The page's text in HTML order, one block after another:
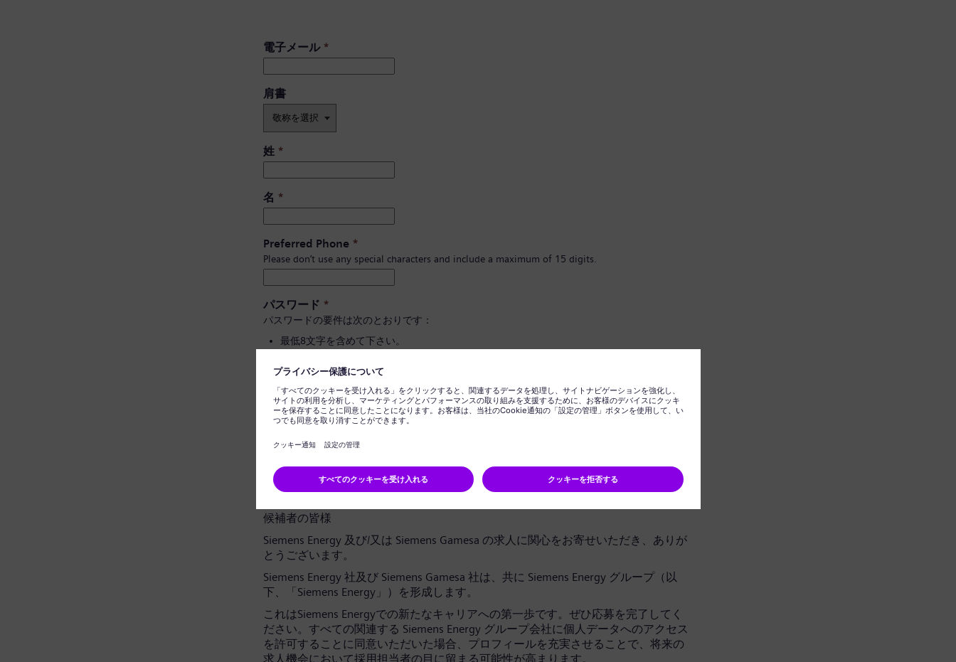
電子メール*
肩書 ​
姓 *
名 *
Preferred Phone *
Please don’t use any special characters and include a maximum of 15 digits.
パスワード *
パスワードの要件は次のとおりです：
最低8文字を含めて下さい。
個人情報を含めないで下さい。
一般的に使用される言葉を含めないで下さい。
パスワードの確定*
データプライバシー通知
候補者の皆様
Siemens Energy 及び/又は Siemens Gamesa の求人に関心をお寄せいただき、ありが
とうございます。
Siemens Energy 社及び Siemens Gamesa 社は、共に Siemens Energy グループ（以
下、「Siemens Energy」）を形成します。
これはSiemens Energyでの新たなキャリアへの第一歩です。ぜひ応募を完了してく
ださい。すべての関連する Siemens Energy グループ会社に個人データへのアクセス
を許可することに同意いただいた場合、プロフィールを充実させることで、将来の
求人機会において採用担当者の目に留まる可能性が高まります。